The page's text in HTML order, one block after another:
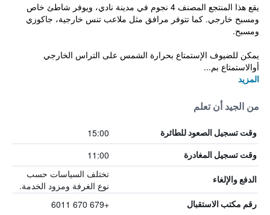
يقع هذا المنتجع المصنف 4 نجوم في مدينة نادي، ويوفر شاطئ خاص
ومسبح خارجي. كما تتوفر مرافق مثل ملاعب تنس خارجية، جاكوزي
ومسبح.
يمكن للضيوف الإستمتاع بحرارة الشمس على التراس الخارجي
أوالاستمتاع بم...
المزيد
من الجيد أن تعلم
وقت تسجيل الصعود للطائرة 15:00
وقت تسجيل المغادرة 11:00
الدفع والإلغاء
تختلف السياسات حسب
نوع الغرفة ومزود الخدمة.
رقم مكتب الاستقبال +679 670 6011